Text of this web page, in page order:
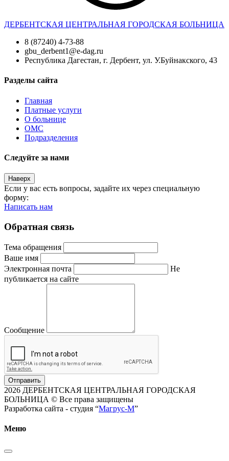
ДЕРБЕНТСКАЯ ЦЕНТРАЛЬНАЯ ГОРОДСКАЯ БОЛЬНИЦА
8 (87240) 4-73-88
gbu_derbent1@e-dag.ru
Республика Дагестан, г. Дербент, ул. У.Буйнакского, 43
Разделы сайта
Главная
Платные услуги
О больнице
ОМС
Подразделения
Следуйте за нами
Наверх
Если у вас есть вопросы, задайте их через специальную
форму:
Написать нам
Обратная связь
Тема обращения
Ваше имя
Электронная почта
Не
публикается на сайте
Сообщение
Отправить
2026 ДЕРБЕНТСКАЯ ЦЕНТРАЛЬНАЯ ГОРОДСКАЯ
БОЛЬНИЦА © Все права защищены
Разработка сайта - студия “Магрус-М”
Меню